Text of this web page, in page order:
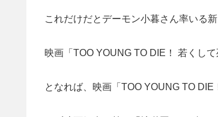
これだけだとデーモン小暮さん率いる
映画「TOO YOUNG TO DIE！ 若くし
となれば、映画「TOO YOUNG TO